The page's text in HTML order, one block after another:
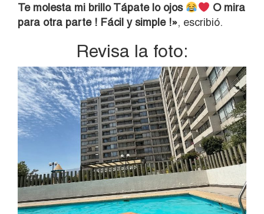
Te molesta mi brillo Tápate lo ojos
O mira
para otra parte ! Fácil y simple !», escribió.
Revisa la foto: